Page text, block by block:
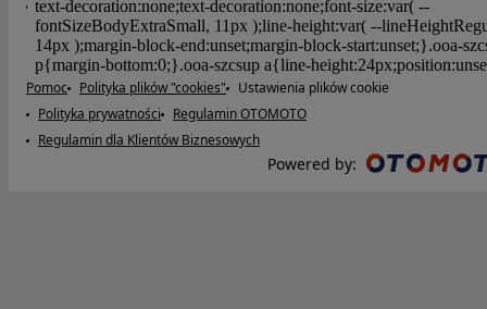
Pomoc Polityka plików "cookies"
Ustawienia plików cookie
Polityka prywatności
Regulamin OTOMOTO
Regulamin dla Klientów Biznesowych
Powered by: